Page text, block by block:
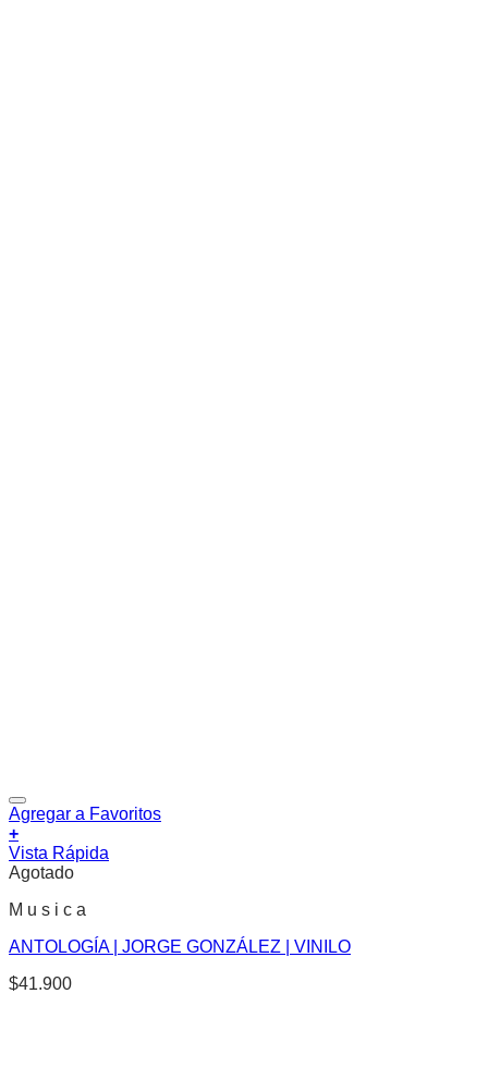
Agregar a Favoritos
+
Vista Rápida
Agotado
M u s i c a
ANTOLOGÍA | JORGE GONZÁLEZ | VINILO
$41.900